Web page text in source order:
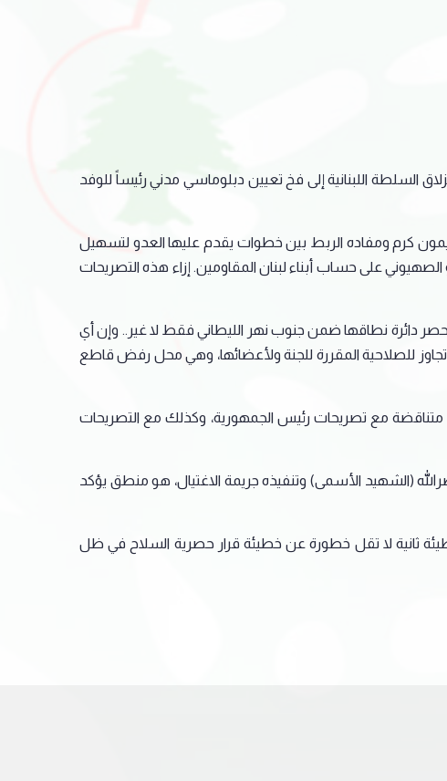
السلطة اللبنانية إلى فخ تعيين دبلوماسي مدني رئيساً للوفد
كرم ومفاده الربط بين خطوات يقدم عليها العدو لتسهيل
على حساب أبناء لبنان المقاومين. إزاء هذه التصريحات
ببنوده المحددة التي تنحصر دائرة نطاقها ضمن جنوب نهر الليطاني فقط لا غير.. وإن أي
تجاوز للصلاحية المقررة للجنة ولأعضائها، وهي محل رفض قاطع
متناقضة مع تصريحات رئيس الجمهورية، وكذلك مع التصريحات
(الشهيد الأسمى) وتنفيذه جريمة الاغتيال، هو منطق يؤكد
خطيئة ثانية لا تقل خطورة عن خطيئة قرار حصرية السلاح في ظل